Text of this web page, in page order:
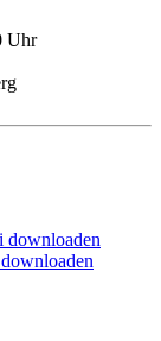
Uhr
downloaden